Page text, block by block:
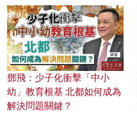
鄧飛：少子化衝擊「中小
幼」教育根基 北都如何成為
解決問題關鍵？